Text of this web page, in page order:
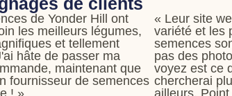
de Yonder Hill ont
les meilleurs légumes,
et tellement
hâte de passer ma
maintenant que
fournisseur de semences
« Leur site
variété et les
semences
pas des
voyez est ce
chercherai